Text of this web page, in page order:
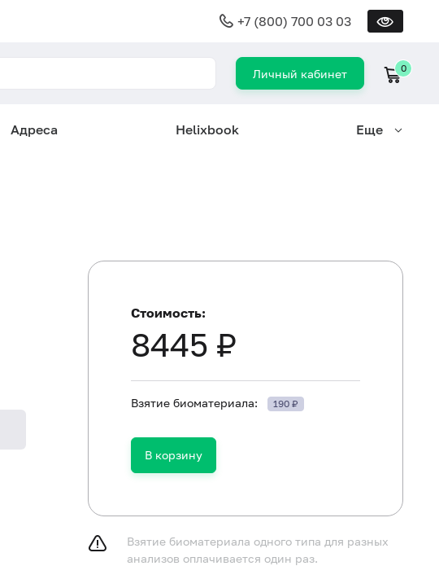
+7 (800) 700 03 03
Личный кабинет 0
Адреса Helixbook Еще
крови при выявлении патологических изменений)
Аланинаминотрансфераза (АЛТ)
Стоимость:
8445 ₽
Взятие биоматериала: 190 ₽
В корзину
Взятие биоматериала одного типа для разных
анализов оплачивается один раз.